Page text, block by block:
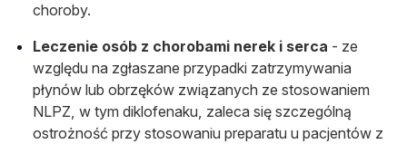
choroby.
Leczenie osób z chorobami nerek i serca - ze
względu na zgłaszane przypadki zatrzymywania
płynów lub obrzęków związanych ze stosowaniem
NLPZ, w tym diklofenaku, zaleca się szczególną
ostrożność przy stosowaniu preparatu u pacjentów z